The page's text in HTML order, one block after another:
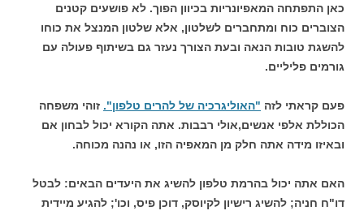
כאן התפתחה המאפיונריות בכיוון הפוך. לא פושעים קטנים
הצוברים כוח ומתחברים לשלטון, אלא שלטון המנצל את כוחו
להשגת טובות הנאה ובעת הצורך נעזר גם בשיתוף פעולה עם
גורמים פליליים.
פעם קראתי לזה "האוליגרכיה של להרים טלפון". זוהי משפחה
הכוללת אלפי אנשים,אולי רבבות. אתה הקורא יכול לבחון אם
ובאיזו מידה אתה חלק מן המאפיה הזו, או נהנה מכוחה.
האם אתה יכול בהרמת טלפון להשיג את היעדים הבאים: לבטל
דו"ח חניה; להשיג רישיון לקיוסק, דוכן פיס, וכו'; להגיע מיידית